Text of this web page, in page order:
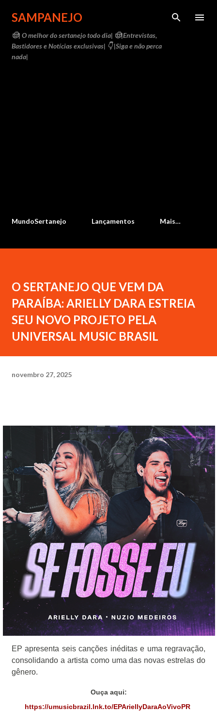
Pular para o conteúdo principal
SAMPANEJO
🤠| O melhor do sertanejo todo dia| 🤠|Entrevistas,
Bastidores e Notícias exclusivas| 👇 |Siga e não perca
nada|
MundoSertanejo Lançamentos Mais…
O SERTANEJO QUE VEM DA
PARAÍBA: ARIELLY DARA ESTREIA
SEU NOVO PROJETO PELA
UNIVERSAL MUSIC BRASIL
novembro 27, 2025
EP apresenta seis canções inéditas e uma regravação,
consolidando a artista como uma das novas estrelas do
gênero.
Ouça aqui:
https://umusicbrazil.lnk.to/EPAriellyDaraAoVivoPR